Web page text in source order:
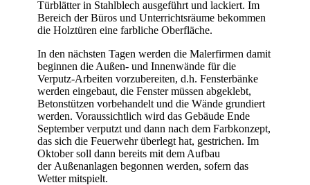
Türblätter in Stahlblech ausgeführt und lackiert. Im
Bereich der Büros und Unterrichtsräume bekommen
die Holztüren eine farbliche Oberfläche.
In den nächsten Tagen werden die Malerfirmen damit
beginnen die Außen- und Innenwände für die
Verputz-Arbeiten vorzubereiten, d.h. Fensterbänke
werden eingebaut, die Fenster müssen abgeklebt,
Betonstützen vorbehandelt und die Wände grundiert
werden. Voraussichtlich wird das Gebäude Ende
September verputzt und dann nach dem Farbkonzept,
das sich die Feuerwehr überlegt hat, gestrichen. Im
Oktober soll dann bereits mit dem Aufbau
der Außenanlagen begonnen werden, sofern das
Wetter mitspielt.